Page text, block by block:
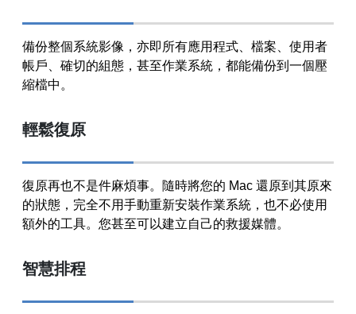
備份整個系統影像，亦即所有應用程式、檔案、使用者
帳戶、確切的組態，甚至作業系統，都能備份到一個壓
縮檔中。
輕鬆復原
復原再也不是件麻煩事。隨時將您的 Mac 還原到其原來
的狀態，完全不用手動重新安裝作業系統，也不必使用
額外的工具。您甚至可以建立自己的救援媒體。
智慧排程